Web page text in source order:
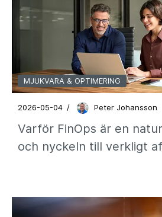
MJUKVARA & OPTIMERING
2026-05-04 / Peter Johansson
Varför FinOps är en
och nyckeln till verkligt